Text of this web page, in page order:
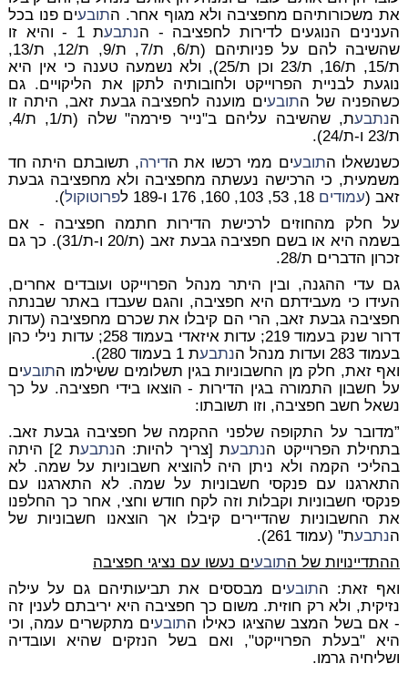
את משכורותיהם מחפציבה ולא מגוף אחר. התובעים פנו בכל
הענינים הנוגעים לדירות לחפציבה - הנתבע
ת 1 - והיא זו
שהשיבה להם על פניותיהם (ת/6, ת/7, ת/9, ת/12, ת/13,
ת/15, ת/16, ת/23 וכן ת/25), ולא נשמעה טענה כי אין היא
נוגעת לבניית הפרוייקט ולחובותיה לתקן את הליקויים. גם
כשהפניה של התובעים מוענה לחפציבה גבעת זאב, היתה זו
הנתבע
ת, שהשיבה עליהם ב"נייר פירמה" שלה (ת/1, ת/4,
ת/23 ו-ת/24).
כשנשאלו התובעים ממי רכשו את הדירה, תשובתם היתה חד
משמעית, כי הרכישה נעשתה מחפציבה ולא מחפציבה גבעת
זאב (עמודים פרוטוקול).
על חלק מהחוזים לרכישת הדירות חתמה חפציבה - אם
בשמה היא או בשם חפציבה גבעת זאב (ת/20 ו-ת/31). כך גם
זכרון הדברים ת/28.
גם עדי ההגנה, ובין היתר מנהל הפרוייקט ועובדים אחרים,
העידו כי מעבידתם היא חפציבה, והגם שעבדו באתר שבנתה
חפציבה גבעת זאב, הרי הם קיבלו את שכרם מחפציבה (עדות
דרור שנק בעמוד 219; עדות איזאדי בעמוד 258; עדות נילי כהן
בעמוד 283 ועדות מנהל ה
נתבעת 1 בעמוד 280).
ואף זאת, חלק מן החשבוניות בגין תשלומים ששילמו התובעים
על חשבון התמורה בגין הדירות - הוצאו בידי חפציבה. על כך
נשאל חשב חפציבה, וזו תשובתו:
”מדובר על התקופה שלפני ההקמה של חפציבה גבעת זאב.
בתחילת הפרוייקט הנתבעת [צריך להיות: הנתבע
ת 2] היתה
בהליכי הקמה ולא ניתן היה להוציא חשבוניות על שמה. לא
התארגנו עם פנקסי חשבוניות על שמה. לא התארגנו עם
פנקסי חשבוניות וקבלות וזה לקח חודש וחצי, אחר כך החלפנו
את החשבוניות שהדיירים קיבלו אך הוצאנו חשבוניות של
הנתבעת" (עמוד 261).
ההתדיינויות של התובעים נעשו עם נציגי חפציבה
ואף זאת: התובעים מבססים את תביעותיהם גם על עילה
נזיקית, ולא רק חוזית. משום כך חפציבה היא יריבתם לענין זה
- אם בשל המצב שהציגו כאילו התובעים מתקשרים עמה, וכי
היא "בעלת הפרוייקט", ואם בשל הנזקים שהיא ועובדיה
ושליחיה גרמו.